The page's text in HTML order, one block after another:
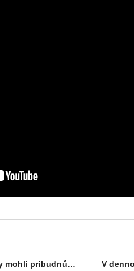
Polopodzemné kontajnery by mohli pribudnúť aj v MČ Podháj